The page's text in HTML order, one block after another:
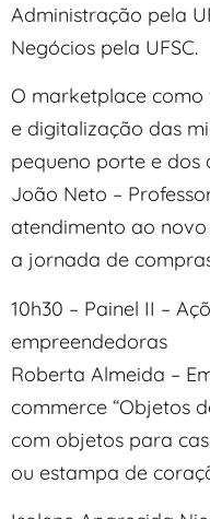
Administração pela
Negócios pela UFSC.
O marketplace
e digitalização das
pequeno porte e dos
João Neto –
atendimento ao novo
a jornada de
10h30 – Painel II –
empreendedoras
Roberta Almeida –
commerce “Objetos
com objetos para
ou estampa de